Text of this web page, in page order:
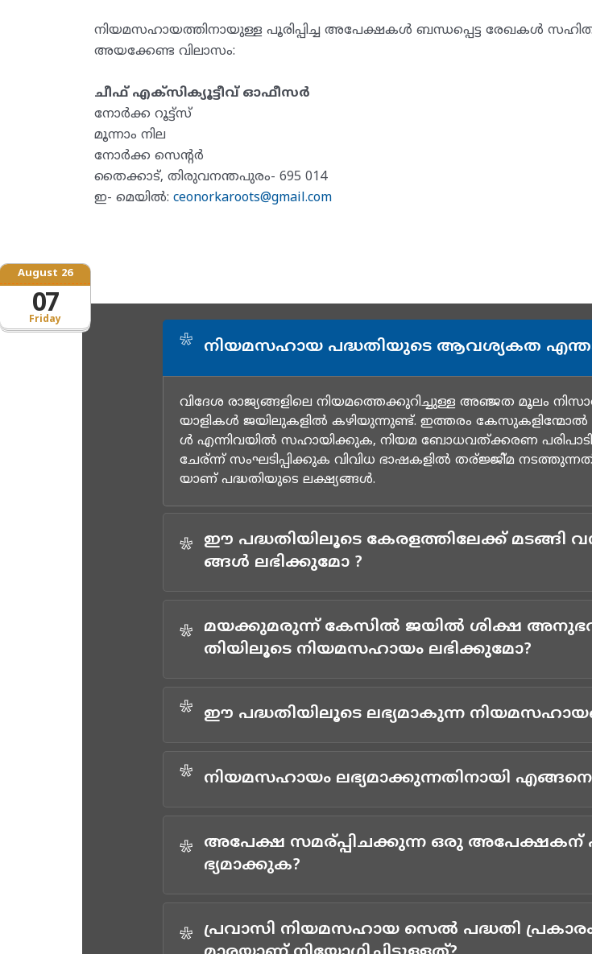
Friday
August 26
07
നിയമസഹായത്തിനായുള്ള പൂരിപ്പിച്ച അപേക്ഷകൾ ബന്ധപ്പെട്ട രേഖകൾ
അയക്കേണ്ട വിലാസം:
ചീഫ് എക്സിക്യൂട്ടീവ് ഓഫീസർ
നോർക്ക റൂട്ട്സ്
മൂന്നാം നില
നോർക്ക സെന്റർ
തൈക്കാട്, തിരുവനന്തപുരം- 695 014
ഇ- മെയിൽ: ceonorkaroots@gmail.com
* നിയമസഹായ പദ്ധതിയുടെ ആവശ്യകത
വിദേശ രാജ്യങ്ങളിലെ നിയമത്തെക്കുറിച്ചുള്ള അഞ്ജത മൂലം
യാളികള്‍ ജയിലുകളില്‍ കഴിയുന്നുണ്ട്. ഇത്തരം
ള്‍ എന്നിവയില്‍ സഹായിക്കുക, നിയമ ബോധവത്ക്കരണ
ചേര്ന്ന് സംഘടിപ്പിക്കുക വിവിധ ഭാഷകളില്‍ തര്ജ്ജി്മ
യാണ് പദ്ധതിയുടെ ലക്ഷ്യങ്ങള്‍.
* ഈ പദ്ധതിയിലൂടെ കേരളത്തിലേക്ക് മടങ്ങി
ങ്ങള്‍ ലഭിക്കുമോ ?
* മയക്കുമരുന്ന് കേസില്‍ ജയില്‍ ശിക്ഷ
തിയിലൂടെ നിയമസഹായം ലഭിക്കുമോ?
* ഈ പദ്ധതിയിലൂടെ ലഭ്യമാകുന്ന
* നിയമസഹായം ലഭ്യമാക്കുന്നതിനായി
* അപേക്ഷ സമര്പ്പിചക്കുന്ന ഒരു
ഭ്യമാക്കുക?
* പ്രവാസി നിയമസഹായ സെല്‍ പദ്ധതി